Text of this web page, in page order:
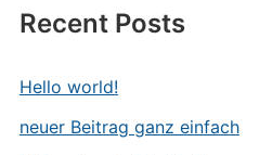
Recent Posts
Hello world!
neuer Beitrag ganz einfach